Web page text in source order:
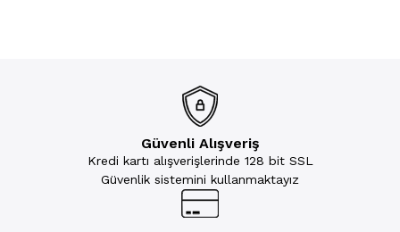
Güvenli Alışveriş
Kredi kartı alışverişlerinde 128 bit SSL
Güvenlik sistemini kullanmaktayız